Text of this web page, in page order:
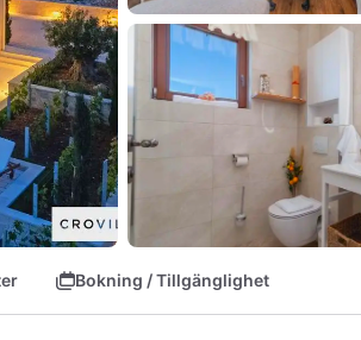
Bokning / Tillgänglighet